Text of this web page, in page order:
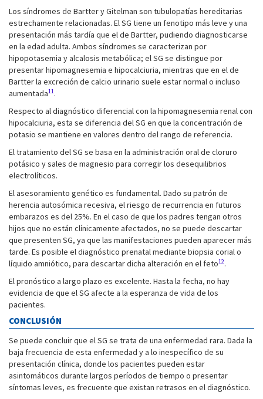
Los síndromes de Bartter y Gitelman son tubulopatías hereditarias
estrechamente relacionadas. El SG tiene un fenotipo más leve y una
presentación más tardía que el de Bartter, pudiendo diagnosticarse
en la edad adulta. Ambos síndromes se caracterizan por
hipopotasemia y alcalosis metabólica; el SG se distingue por
presentar hipomagnesemia e hipocalciuria, mientras que en el de
Bartter la excreción de calcio urinario suele estar normal o incluso
aumentada11.
Respecto al diagnóstico diferencial con la hipomagnesemia renal con
hipocalciuria, esta se diferencia del SG en que la concentración de
potasio se mantiene en valores dentro del rango de referencia.
El tratamiento del SG se basa en la administración oral de cloruro
potásico y sales de magnesio para corregir los desequilibrios
electrolíticos.
El asesoramiento genético es fundamental. Dado su patrón de
herencia autosómica recesiva, el riesgo de recurrencia en futuros
embarazos es del 25%. En el caso de que los padres tengan otros
hijos que no están clínicamente afectados, no se puede descartar
que presenten SG, ya que las manifestaciones pueden aparecer más
tarde. Es posible el diagnóstico prenatal mediante biopsia corial o
líquido amniótico, para descartar dicha alteración en el feto12.
El pronóstico a largo plazo es excelente. Hasta la fecha, no hay
evidencia de que el SG afecte a la esperanza de vida de los
pacientes.
CONCLUSIÓN
Se puede concluir que el SG se trata de una enfermedad rara. Dada la
baja frecuencia de esta enfermedad y a lo inespecífico de su
presentación clínica, donde los pacientes pueden estar
asintomáticos durante largos períodos de tiempo o presentar
síntomas leves, es frecuente que existan retrasos en el diagnóstico.